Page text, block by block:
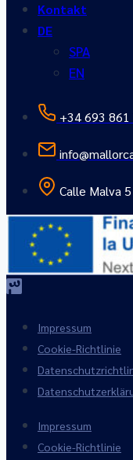
Kontakt
DE
SPA
EN
+34 693 861
Calle Malva
Impressum
Cookie-Richtlinie
Impressum
Cookie-Richtlinie